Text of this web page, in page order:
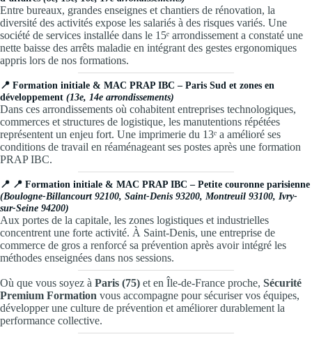
Entre bureaux, grandes enseignes et chantiers de rénovation, la
diversité des activités expose les salariés à des risques variés. Une
société de services installée dans le 15ᵉ arrondissement a constaté une
nette baisse des arrêts maladie en intégrant des gestes ergonomiques
appris lors de nos formations.
📍 Formation initiale & MAC PRAP IBC – Paris Sud et zones en
développement (13e, 14e arrondissements)
Dans ces arrondissements où cohabitent entreprises technologiques,
commerces et structures de logistique, les manutentions répétées
représentent un enjeu fort. Une imprimerie du 13ᵉ a amélioré ses
conditions de travail en réaménageant ses postes après une formation
PRAP IBC.
📍 📍 Formation initiale & MAC PRAP IBC – Petite couronne parisienne
(Boulogne-Billancourt 92100, Saint-Denis 93200, Montreuil 93100, Ivry-
sur-Seine 94200)
Aux portes de la capitale, les zones logistiques et industrielles
concentrent une forte activité. À Saint-Denis, une entreprise de
commerce de gros a renforcé sa prévention après avoir intégré les
méthodes enseignées dans nos sessions.
Où que vous soyez à Paris (75) et en Île-de-France proche, Sécurité
Premium Formation vous accompagne pour sécuriser vos équipes,
développer une culture de prévention et améliorer durablement la
performance collective.